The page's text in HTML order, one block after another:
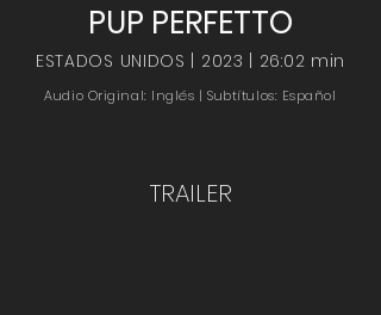
PUP PERFETTO
ESTADOS UNIDOS | 2023 | 26:02 min
Audio Original: Inglés | Subtítulos: Español
TRAILER